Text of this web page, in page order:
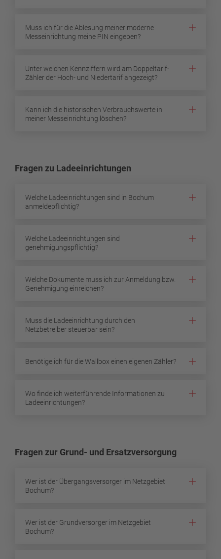
Muss ich für die Ablesung meiner moderne
Messeinrichtung meine PIN eingeben?
Unter welchen Kennziffern wird am Doppeltarif-
Zähler der Hoch- und Niedertarif angezeigt?
Kann ich die historischen Verbrauchswerte in
meiner Messeinrichtung löschen?
Fragen zu Ladeeinrichtungen
Welche Ladeeinrichtungen sind in Bochum
anmeldepflichtig?
Welche Ladeeinrichtungen sind
genehmigungspflichtig?
Welche Dokumente muss ich zur Anmeldung bzw.
Genehmigung einreichen?
Muss die Ladeeinrichtung durch den
Netzbetreiber steuerbar sein?
Benötige ich für die Wallbox einen eigenen Zähler?
Wo finde ich weiterführende Informationen zu
Ladeeinrichtungen?
Fragen zur Grund- und Ersatzversorgung
Wer ist der Übergangsversorger im Netzgebiet
Bochum?
Wer ist der Grundversorger im Netzgebiet
Bochum?